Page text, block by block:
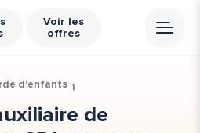
Voir les
offres
d'enfants ╮
de